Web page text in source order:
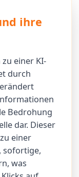
ihre
einer KI-
durch
Bedrohung
dar. Dieser
einer
sofortige,
was